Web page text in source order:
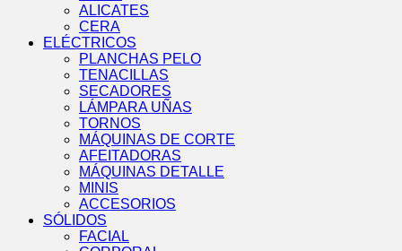
ALICATES
CERA
ELÉCTRICOS
PLANCHAS PELO
TENACILLAS
SECADORES
LÁMPARA UÑAS
TORNOS
MÁQUINAS DE CORTE
AFEITADORAS
MÁQUINAS DETALLE
MINIS
ACCESORIOS
SÓLIDOS
FACIAL